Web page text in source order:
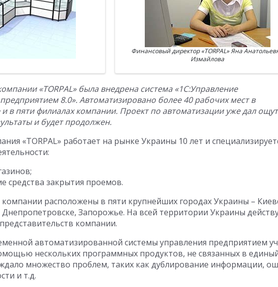
Финансовый директор «TORPAL» Яна
Измайлова
«TORPAL» была внедрена система «1С:Управление
8.0». Автоматизировано более 40 рабочих мест в
в пяти филиалах компании. Проект по автоматизации уже дал
и будет продолжен.
«TORPAL» работает на рынке Украины 10 лет и
средства закрытия проемов.
компании расположены в пяти крупнейших городах Украины –
Запорожье. На всей территории Украины
компании.
автоматизированной системы управления предприятием
нескольких программных продуктов, не связанных в
множество проблем, таких как дублирование информации,
и т.д.